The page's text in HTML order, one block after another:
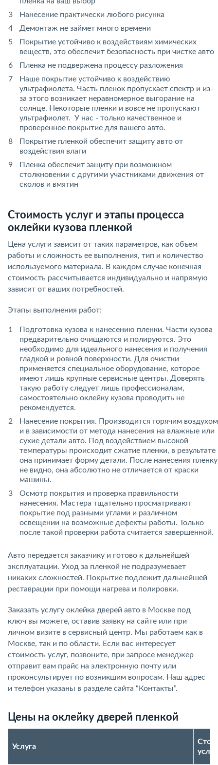
Нанесение практически любого рисунка
Демонтаж не займет много времени
Покрытие устойчиво к воздействиям химических
веществ, это обеспечит безопасность при чистке авто
Пленка не подвержена процессу разложения
Наше покрытие устойчиво к воздействию
ультрафиолета. Часть пленок пропускает спектр и из-
за этого возникает неравномерное выгорание на
солнце. Некоторые пленки и вовсе не пропускают
ультрафиолет. У нас - только качественное и
проверенное покрытие для вашего авто.
Покрытие пленкой обеспечит защиту авто от
воздействия влаги
Пленка обеспечит защиту при возможном
столкновении с другими участниками движения от
сколов и вмятин
Стоимость услуг и этапы процесса
оклейки кузова пленкой
Цена услуги зависит от таких параметров, как объем
работы и сложность ее выполнения, тип и количество
используемого материала. В каждом случае конечная
стоимость рассчитывается индивидуально и напрямую
зависит от ваших потребностей.
Этапы выполнения работ:
Подготовка кузова к нанесению пленки. Части кузова
предварительно очищаются и полируются. Это
необходимо для идеального нанесения и получения
гладкой и ровной поверхности. Для очистки
применяется специальное оборудование, которое
имеют лишь крупные сервисные центры. Доверять
такую работу следует лишь профессионалам,
самостоятельно оклейку кузова проводить не
рекомендуется.
Нанесение покрытия. Производится горячим воздухом
и в зависимости от метода нанесения на влажные или
сухие детали авто. Под воздействием высокой
температуры происходит сжатие пленки, в результате
она принимает форму детали. После нанесения пленку
не видно, она абсолютно не отличается от краски
машины.
Осмотр покрытия и проверка правильности
нанесения. Мастера тщательно просматривают
покрытие под разными углами и различном
освещении на возможные дефекты работы. Только
после такой проверки работа считается завершенной.
Авто передается заказчику и готово к дальнейшей
эксплуатации. Уход за пленкой не подразумевает
никаких сложностей. Покрытие подлежит дальнейшей
реставрации при помощи нагрева и полировки.
Заказать услугу оклейка дверей авто в Москве под
ключ вы можете, оставив заявку на сайте или при
личном визите в сервисный центр. Мы работаем как в
Москве, так и по области. Если вас интересует
стоимость услуг, позвоните, при запросе менеджер
отправит вам прайс на электронную почту или
проконсультирует по возникшим вопросам. Наш адрес
и телефон указаны в разделе сайта “Контакты”.
Цены на оклейку дверей пленкой
Услуга